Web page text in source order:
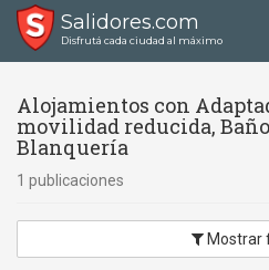
Salidores.com
Disfrutá cada ciudad al máximo
Alojamientos con
movilidad reducida,
Blanquería
1 publicaciones
Mostrar